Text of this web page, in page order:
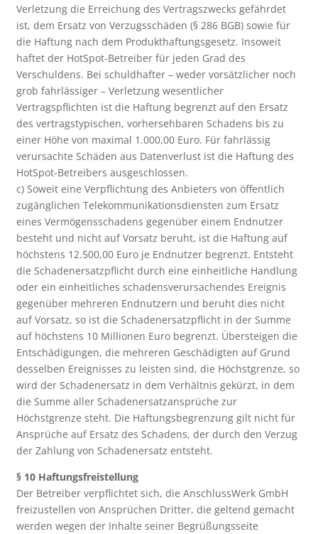
Verletzung die Erreichung des Vertragszwecks gefährdet
ist, dem Ersatz von Verzugsschäden (§ 286 BGB) sowie für
die Haftung nach dem Produkthaftungsgesetz. Insoweit
haftet der HotSpot-Betreiber für jeden Grad des
Verschuldens. Bei schuldhafter – weder vorsätzlicher noch
grob fahrlässiger – Verletzung wesentlicher
Vertragspflichten ist die Haftung begrenzt auf den Ersatz
des vertragstypischen, vorhersehbaren Schadens bis zu
einer Höhe von maximal 1.000,00 Euro. Für fahrlässig
verursachte Schäden aus Datenverlust ist die Haftung des
HotSpot-Betreibers ausgeschlossen.
c) Soweit eine Verpflichtung des Anbieters von öffentlich
zugänglichen Telekommunikationsdiensten zum Ersatz
eines Vermögensschadens gegenüber einem Endnutzer
besteht und nicht auf Vorsatz beruht, ist die Haftung auf
höchstens 12.500,00 Euro je Endnutzer begrenzt. Entsteht
die Schadenersatzpflicht durch eine einheitliche Handlung
oder ein einheitliches schadensverursachendes Ereignis
gegenüber mehreren Endnutzern und beruht dies nicht
auf Vorsatz, so ist die Schadenersatzpflicht in der Summe
auf höchstens 10 Millionen Euro begrenzt. Übersteigen die
Entschädigungen, die mehreren Geschädigten auf Grund
desselben Ereignisses zu leisten sind, die Höchstgrenze, so
wird der Schadenersatz in dem Verhältnis gekürzt, in dem
die Summe aller Schadenersatzansprüche zur
Höchstgrenze steht. Die Haftungsbegrenzung gilt nicht für
Ansprüche auf Ersatz des Schadens, der durch den Verzug
der Zahlung von Schadenersatz entsteht.
§ 10 Haftungsfreistellung
Der Betreiber verpflichtet sich, die AnschlussWerk GmbH
freizustellen von Ansprüchen Dritter, die geltend gemacht
werden wegen der Inhalte seiner Begrüßungsseite